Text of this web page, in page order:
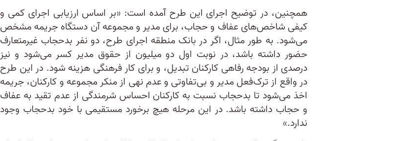
همچنین، در توضیح اجرای این طرح آمده است: «بر اساس ارزیابی اجرای کمی و
کیفی شاخص‌های عفاف و حجاب، برای مدیر و مجموعه آن دستگاه جریمه مشخص
می‌شود. به طور مثال، اگر در بانک منطقه اجرای طرح، دو نفر بدحجاب غیرمتعارف
حضور داشته باشد، در نوبت اول دو میلیون از حقوق مدیر کسر می‌شود و نیز
درصدی از بودجه رفاهی کارکنان تبدیل، و برای کار فرهنگی هزینه شود. در این طرح
در واقع از ترک‌فعل مدیر و بی‌تفاوتی و عدم نهی از منکر مجموعه و کارکنان، جریمه
اخذ می‌شود تا بدحجاب نسبت به کارکنان احساس شرمندگی از عدم تقید به عفاف
و حجاب داشته باشد. در این مرحله هیچ برخورد مستقیمی با خود بدحجاب وجود
ندارد.»